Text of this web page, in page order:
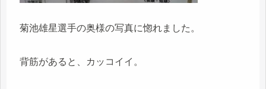
菊池雄星選手の奥様の写真に惚れました。
背筋があると、カッコイイ。